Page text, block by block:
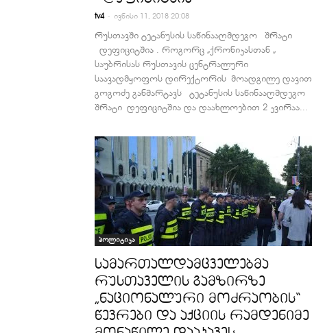
tv4 - ივნისი 11, 2018 20:08
რუსთავში ტეტანუსის საწინააღმდეგო შრატი
დეფიციტშია . როგორც „ქრონიკასთან „
საუბრისას რუსთავის ცენტრალური
საავადმყოფოს დირექტორის მოადგილე დავით
გოგოძე განმარტავს ტეტანუსის საწინააღმდეგო
შრატი დეფიციტშია და დაახლოებით 2 კვირაა...
პოლიტიკა
სამართალდამცველებმა
რუსთაველის გამზირზე
„ნაციონალური მოძრაობის“
წევრები და აქციის რამდენიმე